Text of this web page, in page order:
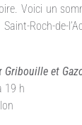
Voici un
Roch-de-
Gribouille et
19 h